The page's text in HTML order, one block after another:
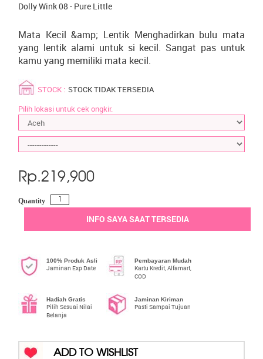
Dolly Wink 08 - Pure Little
Mata Kecil &amp; Lentik Menghadirkan bulu mata
yang lentik alami untuk si kecil. Sangat pas untuk
kamu yang memiliki mata kecil.
STOCK : STOCK TIDAK TERSEDIA
Pilih lokasi untuk cek ongkir.
Rp.219,900
Quantity
INFO SAYA SAAT TERSEDIA
100% Produk Asli
Jaminan Exp Date
Pembayaran Mudah
Kartu Kredit, Alfamart,
COD
Hadiah Gratis
Pilih Sesuai Nilai
Belanja
Jaminan Kiriman
Pasti Sampai Tujuan
ADD TO WISHLIST